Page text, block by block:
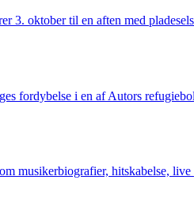
3. oktober til en aften med
fordybelse i en af Autors
musikerbiografier, hitskabelse,